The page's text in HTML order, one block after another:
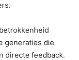
generaties die
directe feedback.